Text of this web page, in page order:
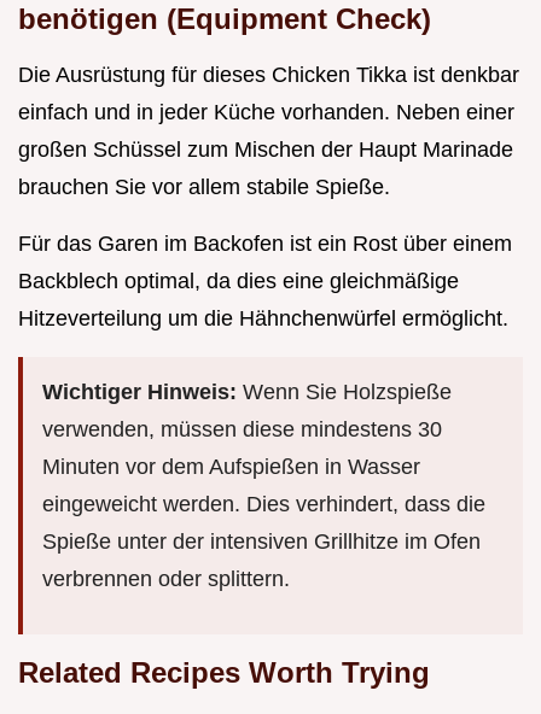
benötigen (Equipment Check)
Die Ausrüstung für dieses Chicken Tikka ist denkbar
einfach und in jeder Küche vorhanden. Neben einer
großen Schüssel zum Mischen der Haupt Marinade
brauchen Sie vor allem stabile Spieße.
Für das Garen im Backofen ist ein Rost über einem
Backblech optimal, da dies eine gleichmäßige
Hitzeverteilung um die Hähnchenwürfel ermöglicht.
Wichtiger Hinweis: Wenn Sie Holzspieße
verwenden, müssen diese mindestens 30
Minuten vor dem Aufspießen in Wasser
eingeweicht werden. Dies verhindert, dass die
Spieße unter der intensiven Grillhitze im Ofen
verbrennen oder splittern.
Related Recipes Worth Trying